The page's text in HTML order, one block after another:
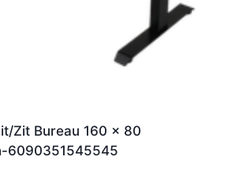
Zit Bureau 160 x 80
6090351545545